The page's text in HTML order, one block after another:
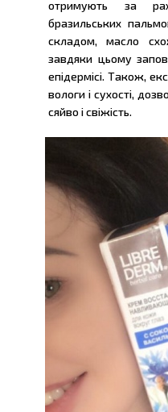
отримують за
бразильських
складом, масло
завдяки цьому
епідермісі. Також,
вологи і сухості,
сяйво і свіжість.